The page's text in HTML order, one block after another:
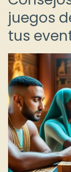
juegos
tus